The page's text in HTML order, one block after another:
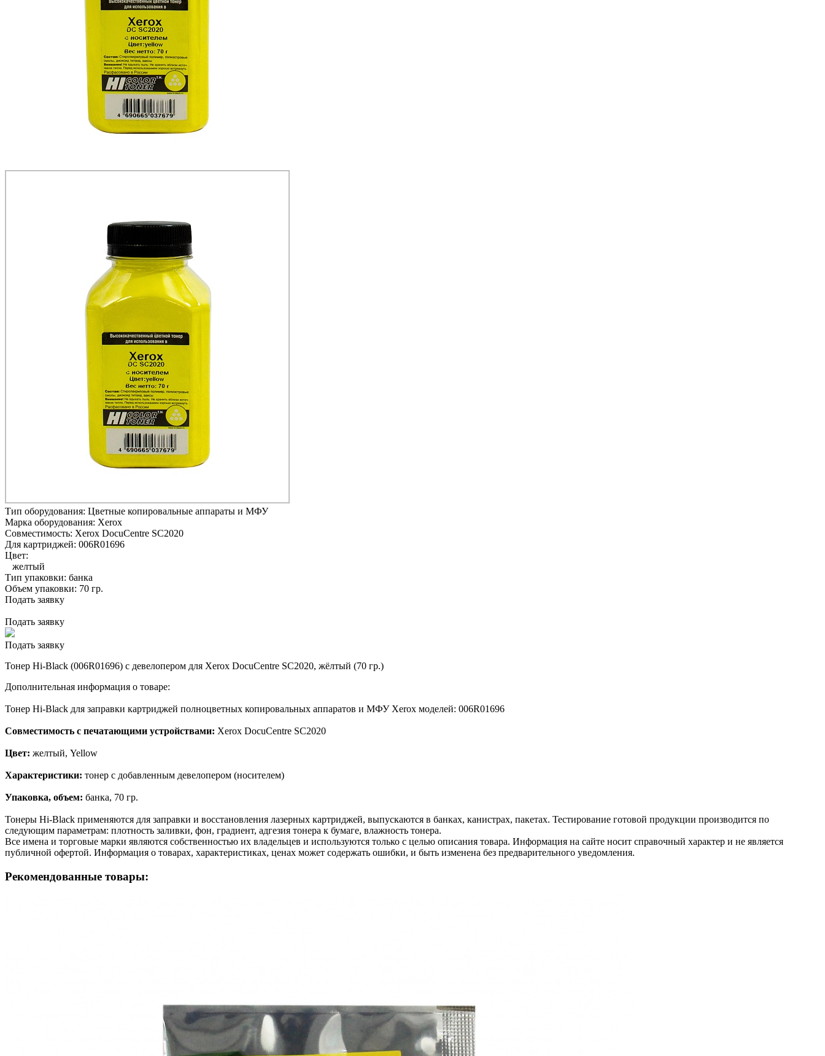
Тип оборудования: Цветные копировальные аппараты и МФУ
Марка оборудования: Xerox
Совместимость: Xerox DocuCentre SC2020
Для картриджей: 006R01696
Цвет:
желтый
Тип упаковки: банка
Объем упаковки: 70 гр.
Подать заявку
Подать заявку
Подать заявку
Тонер Hi-Black (006R01696) c девелопером для Xerox DocuCentre SC2020, жёлтый (70 гр.)
Дополнительная информация о товаре:
Тонер Hi-Black для заправки картриджей полноцветных копировальных аппаратов и МФУ Xerox моделей: 006R01696
Совместимость с печатающими устройствами: Xerox DocuCentre SC2020
Цвет: желтый, Yellow
Характеристики: тонер с добавленным девелопером (носителем)
Упаковка, объем: банка, 70 гр.
Тонеры Hi-Black применяются для заправки и восстановления лазерных картриджей, выпускаются в банках, канистрах, пакетах. Тестирование готовой продукции производится по
следующим параметрам: плотность заливки, фон, градиент, адгезия тонера к бумаге, влажность тонера.
Все имена и торговые марки являются собственностью их владельцев и используются только с целью описания товара. Информация на сайте носит справочный характер и не является
публичной офертой. Информация о товарах, характеристиках, ценах может содержать ошибки, и быть изменена без предварительного уведомления.
Рекомендованные товары: